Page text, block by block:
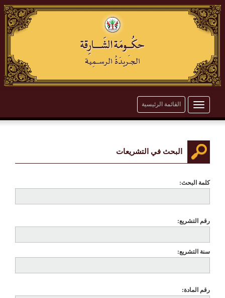
Toggle
navigation
القائمة الرئيسية
البحث في التشريعات
كلمة البحث:
رقم التشريع:
سنة التشريع:
رقم المادة: